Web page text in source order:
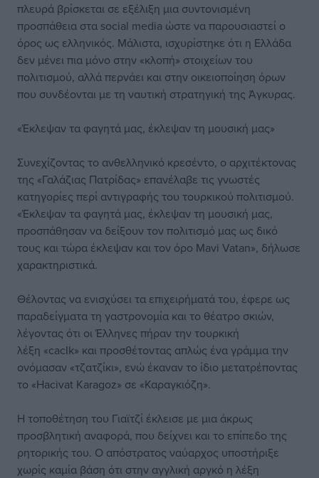
πλευρά βρίσκεται σε εξέλιξη μια συντονισμένη
προσπάθεια στα social media ώστε να παρουσιαστεί ο
όρος ως ελληνικός. Μάλιστα, ισχυρίστηκε ότι η Ελλάδα
δεν μένει πια μόνο στην «κλοπή» στοιχείων του
πολιτισμού, αλλά περνάει και στην οικειοποίηση όρων
που συνδέονται με τη ναυτική στρατηγική της Άγκυρας.
«Έκλεψαν τα φαγητά μας, έκλεψαν τη μουσική μας»
Συνεχίζοντας το ανθελληνικό κρεσέντο, ο αρχιτέκτονας
της «Γαλάζιας Πατρίδας» επανέλαβε τις γνωστές
κατηγορίες περί αντιγραφής του τουρκικού πολιτισμού.
«Έκλεψαν τα φαγητά μας, έκλεψαν τη μουσική μας,
προσπάθησαν να δείξουν τον πολιτισμό μας ως δικό
τους και τώρα έκλεψαν και τον όρο Mavi Vatan», δήλωσε
χαρακτηριστικά.
Θέλοντας να ενισχύσει τα επιχειρήματά του, έφερε ως
παραδείγματα τη γαστρονομία και το θέατρο σκιών,
λέγοντας ότι οι Έλληνες πήραν την τουρκική
λέξη «cacIk» και προσθέτοντας απλώς ένα γράμμα την
ονόμασαν «τζατζίκι», ενώ έκαναν το ίδιο μετατρέποντας
το «Hacivat Karagoz» σε «Καραγκιόζη».
Η τοποθέτηση του Γιαϊτζί έκλεισε με μια άκρως
προσβλητική αναφορά, που δείχνει και το επίπεδο της
ρητορικής του. Ο απόστρατος ναύαρχος υποστήριξε
χωρίς καμία βάση ότι στην αγγλική αργκό η λέξη